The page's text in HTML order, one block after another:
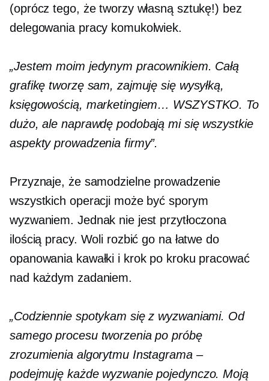
(oprócz tego, że tworzy własną sztukę!) bez
delegowania pracy komukolwiek.
„Jestem moim jedynym pracownikiem. Całą
grafikę tworzę sam, zajmuję się wysyłką,
księgowością, marketingiem… WSZYSTKO. To
dużo, ale naprawdę podobają mi się wszystkie
aspekty prowadzenia firmy”.
Przyznaje, że samodzielne prowadzenie
wszystkich operacji może być sporym
wyzwaniem. Jednak nie jest przytłoczona
ilością pracy. Woli rozbić go na łatwe do
opanowania kawałki i krok po kroku pracować
nad każdym zadaniem.
„Codziennie spotykam się z wyzwaniami. Od
samego procesu tworzenia po próbę
zrozumienia algorytmu Instagrama –
podejmuję każde wyzwanie pojedynczo. Moją